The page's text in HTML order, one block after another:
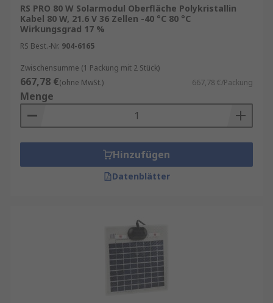
Beim Kauf von Solarmodulen sollten
Modulgröße, Zellanzahl, Leeraufspannung,
Typ sorgfältig berücksichtigt werden. Ob
kompakte Solarpanels für kleinere
Anwendungen oder leistungsstarke Solarmodule
für umfangreiche Photovoltaik‑Installationen –
die passende Auswahl steigert Energieertrag,
Systemsicherheit und langfristige
Wirtschaftlichkeit. RS bietet ein umfangreiches
Sortiment an Solarpanels und Solarmodulen
, die eine nachhaltige
Produktwahl unterstützen.
Zusätzlich profitieren Kunden von
, mit denen sich Lagerbestände
RS PRO 80 W Solarmodul Oberfläche Polykristallin
Kabel 80 W, 21.6 V 36 Zellen -40 °C 80 °C
Wirkungsgrad 17 %
RS Best.-Nr. 904-6165
Zwischensumme (1 Packung mit 2 Stück)
667,78 €(ohne MwSt.) 667,78 €/Packung
Menge
Hinzufügen
Datenblätter